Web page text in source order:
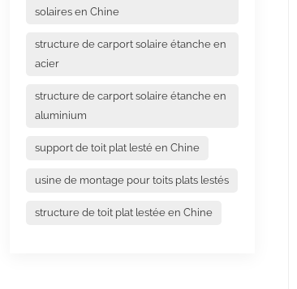
solaires en Chine
structure de carport solaire étanche en
acier
structure de carport solaire étanche en
aluminium
support de toit plat lesté en Chine
usine de montage pour toits plats lestés
structure de toit plat lestée en Chine